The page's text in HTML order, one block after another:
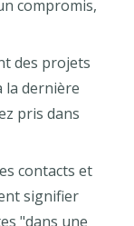
compromis,
des projets
la dernière
pris dans
contacts et
signifier
"dans une